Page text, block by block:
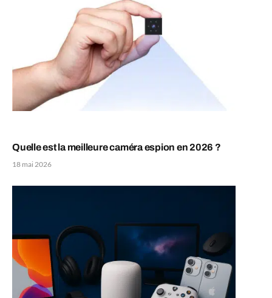
Quelle est la meilleure caméra espion en 2026 ?
18 mai 2026